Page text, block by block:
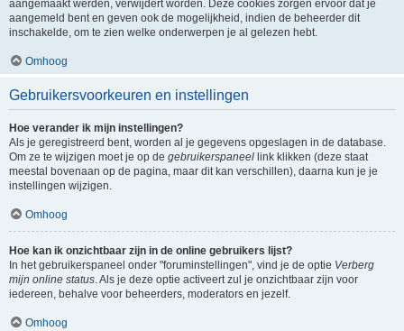
aangemaakt werden, verwijdert worden. Deze cookies zorgen ervoor dat je
aangemeld bent en geven ook de mogelijkheid, indien de beheerder dit
inschakelde, om te zien welke onderwerpen je al gelezen hebt.
Omhoog
Gebruikersvoorkeuren en instellingen
Hoe verander ik mijn instellingen?
Als je geregistreerd bent, worden al je gegevens opgeslagen in de database.
Om ze te wijzigen moet je op de gebruikerspaneel link klikken (deze staat
meestal bovenaan op de pagina, maar dit kan verschillen), daarna kun je je
instellingen wijzigen.
Omhoog
Hoe kan ik onzichtbaar zijn in de online gebruikers lijst?
In het gebruikerspaneel onder "foruminstellingen", vind je de optie Verberg
mijn online status. Als je deze optie activeert zul je onzichtbaar zijn voor
iedereen, behalve voor beheerders, moderators en jezelf.
Omhoog